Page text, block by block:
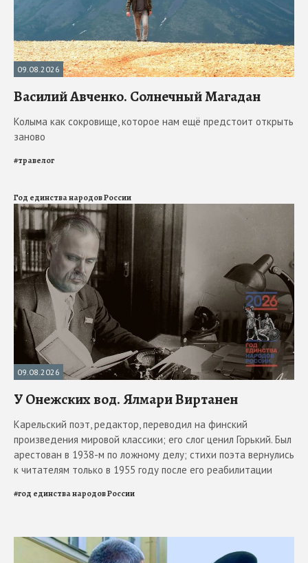
09.08.2026
Василий Авченко. Солнечный Магадан
Колыма как сокровище, которое нам ещё предстоит открыть
заново
#травелог
Год единства народов России
09.08.2026
У Онежских вод. Ялмари Виртанен
Карельский поэт, редактор, переводил на финский
произведения мировой классики; его слог ценил Горький. Был
арестован в 1938-м по ложному делу; стихи поэта вернулись
к читателям только в 1955 году после его реабилитации
#год единства народов России